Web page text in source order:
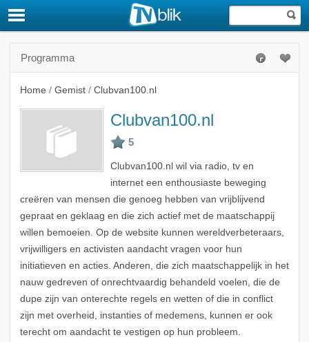
Programma
Home / Gemist / Clubvan100.nl
Clubvan100.nl
Clubvan100.nl wil via radio, tv en
internet een enthousiaste beweging
creëren van mensen die genoeg hebben van vrijblijvend
gepraat en geklaag en die zich actief met de maatschappij
willen bemoeien. Op de website kunnen wereldverbeteraars,
vrijwilligers en activisten aandacht vragen voor hun
initiatieven en acties. Anderen, die zich maatschappelijk in het
nauw gedreven of onrechtvaardig behandeld voelen, die de
dupe zijn van onterechte regels en wetten of die in conflict
zijn met overheid, instanties of medemens, kunnen er ook
terecht om aandacht te vestigen op hun probleem.